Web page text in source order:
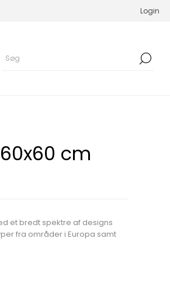
Login
cm
et bredt spektre af designs
fra områder i Europa samt